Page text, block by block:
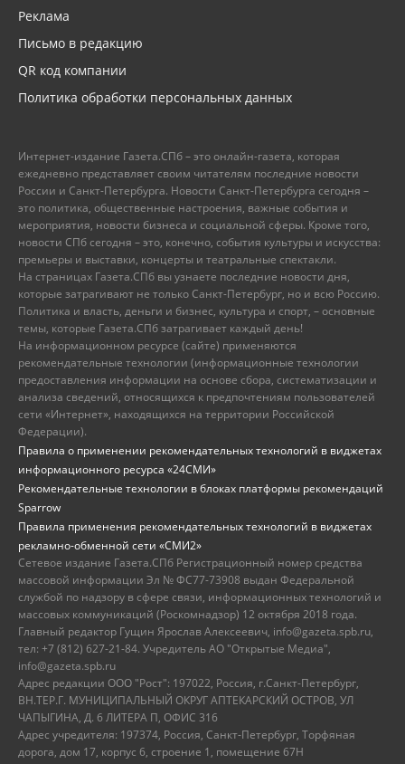
Реклама
Письмо в редакцию
QR код компании
Политика обработки персональных данных
Интернет-издание Газета.СПб – это онлайн-газета, которая
ежедневно представляет своим читателям последние новости
России и Санкт-Петербурга. Новости Санкт-Петербурга сегодня –
это политика, общественные настроения, важные события и
мероприятия, новости бизнеса и социальной сферы. Кроме того,
новости СПб сегодня – это, конечно, события культуры и искусства:
премьеры и выставки, концерты и театральные спектакли.
На страницах Газета.СПб вы узнаете последние новости дня,
которые затрагивают не только Санкт-Петербург, но и всю Россию.
Политика и власть, деньги и бизнес, культура и спорт, – основные
темы, которые Газета.СПб затрагивает каждый день!
На информационном ресурсе (сайте) применяются
рекомендательные технологии (информационные технологии
предоставления информации на основе сбора, систематизации и
анализа сведений, относящихся к предпочтениям пользователей
сети «Интернет», находящихся на территории Российской
Федерации).
Правила о применении рекомендательных технологий в виджетах
информационного ресурса «24СМИ»
Рекомендательные технологии в блоках платформы рекомендаций
Sparrow
Правила применения рекомендательных технологий в виджетах
рекламно-обменной сети «СМИ2»
Сетевое издание Газета.СПб Регистрационный номер средства
массовой информации Эл № ФС77-73908 выдан Федеральной
службой по надзору в сфере связи, информационных технологий и
массовых коммуникаций (Роскомнадзор) 12 октября 2018 года.
Главный редактор Гущин Ярослав Алексеевич, info@gazeta.spb.ru,
тел: +7 (812) 627-21-84. Учредитель АО "Открытые Медиа",
info@gazeta.spb.ru
Адрес редакции ООО "Рост": 197022, Россия, г.Санкт-Петербург,
ВН.ТЕР.Г. МУНИЦИПАЛЬНЫЙ ОКРУГ АПТЕКАРСКИЙ ОСТРОВ, УЛ
ЧАПЫГИНА, Д. 6 ЛИТЕРА П, ОФИС 316
Адрес учредителя: 197374, Россия, Санкт-Петербург, Торфяная
дорога, дом 17, корпус 6, строение 1, помещение 67Н